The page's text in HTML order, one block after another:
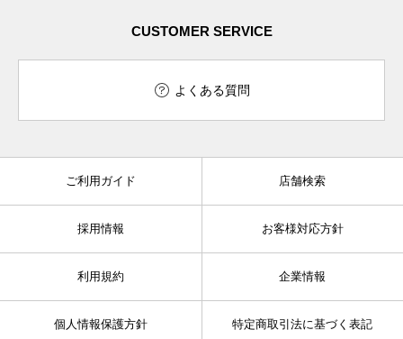
CUSTOMER SERVICE
よくある質問
ご利用ガイド 店舗検索
採用情報 お客様対応方針
利用規約 企業情報
個人情報保護方針 特定商取引法に基づく表記